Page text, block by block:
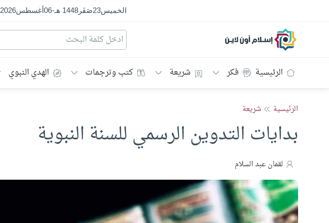
الخميس23صَفَر1448 هـ -
06أغسطس2026
إسلام أون لاين
الرئيسية فكر شريعة كتب وترجمات الهدي النبوي
الرئيسية شريعة
بدايات التدوين الرسمي للسنة النبوية
لقمان عبد السلام